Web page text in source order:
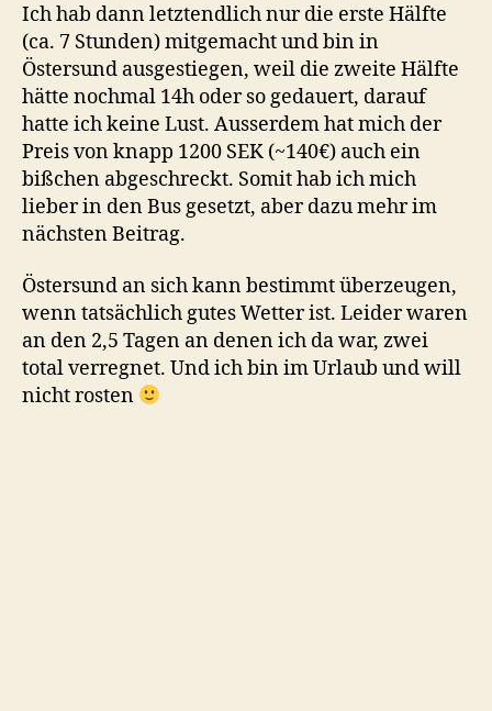
Ich hab dann letztendlich nur die erste Hälfte
(ca. 7 Stunden) mitgemacht und bin in
Östersund ausgestiegen, weil die zweite Hälfte
hätte nochmal 14h oder so gedauert, darauf
hatte ich keine Lust. Ausserdem hat mich der
Preis von knapp 1200 SEK (~140€) auch ein
bißchen abgeschreckt. Somit hab ich mich
lieber in den Bus gesetzt, aber dazu mehr im
nächsten Beitrag.
Östersund an sich kann bestimmt überzeugen,
wenn tatsächlich gutes Wetter ist. Leider waren
an den 2,5 Tagen an denen ich da war, zwei
total verregnet. Und ich bin im Urlaub und will
nicht rosten